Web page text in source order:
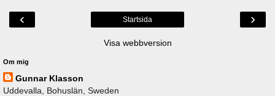
‹ ›
Startsida
Visa webbversion
Om mig
Gunnar Klasson
Uddevalla, Bohuslän, Sweden